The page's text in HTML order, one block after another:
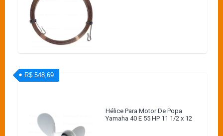
Hélice Para Motor De Popa
Yamaha 40 E 55 HP 11 1/2 x 12
R$ 548,69